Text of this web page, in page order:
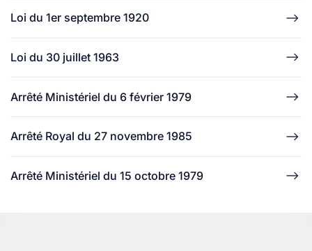
Loi du 1er septembre 1920
Loi du 30 juillet 1963
Arrêté Ministériel du 6 février 1979
Arrêté Royal du 27 novembre 1985
Arrêté Ministériel du 15 octobre 1979